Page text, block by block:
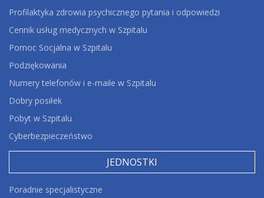
Profilaktyka zdrowia psychicznego pytania i odpowiedzi
Cennik usług medycznych w Szpitalu
Pomoc Socjalna w Szpitalu
Podziękowania
Numery telefonów i e-maile w Szpitalu
Dobry posiłek
Pobyt w Szpitalu
Cyberbezpieczeństwo
JEDNOSTKI
Poradnie specjalistyczne